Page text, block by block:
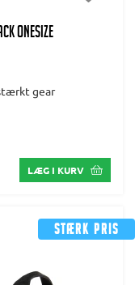
Onesize
gear
LÆG I KURV
Stærk pris